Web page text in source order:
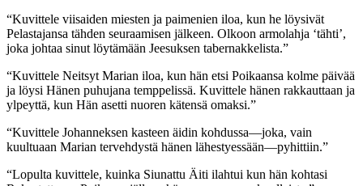
“Kuvittele viisaiden miesten ja paimenien iloa, kun he löysivät
Pelastajansa tähden seuraamisen jälkeen. Olkoon armolahja ‘tähti’,
joka johtaa sinut löytämään Jeesuksen tabernakkelista.”
“Kuvittele Neitsyt Marian iloa, kun hän etsi Poikaansa kolme päivää
ja löysi Hänen puhujana temppelissä. Kuvittele hänen rakkauttaan ja
ylpeyttä, kun Hän asetti nuoren kätensä omaksi.”
“Kuvittele Johanneksen kasteen äidin kohdussa—joka, vain
kuultuaan Marian tervehdystä hänen lähestyessään—pyhittiin.”
“Lopulta kuvittele, kuinka Siunattu Äiti ilahtui kun hän kohtasi